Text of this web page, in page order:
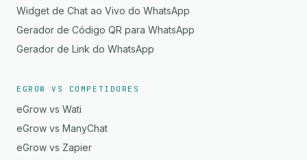
Widget de Chat ao Vivo do WhatsApp
Gerador de Código QR para WhatsApp
Gerador de Link do WhatsApp
EGROW VS COMPETIDORES
eGrow vs Wati
eGrow vs ManyChat
eGrow vs Zapier